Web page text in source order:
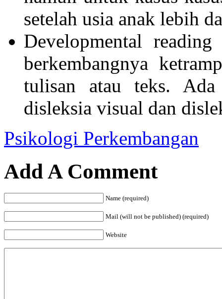
setelah usia anak lebih
Developmental
berkembangnya
tulisan atau teks.
disleksia visual dan
Psikologi Perkembangan
Add A Comment
Name (required)
Mail (will not be published) (required)
Website